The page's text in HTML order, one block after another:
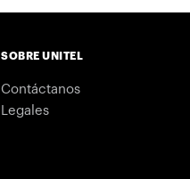
SOBRE UNITEL
Contáctanos
Legales